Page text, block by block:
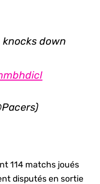
down
114 matchs joués
disputés en sortie